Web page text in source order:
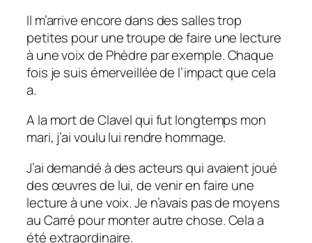
Il m’arrive encore dans des salles trop
petites pour une troupe de faire une lecture
à une voix de Phèdre par exemple. Chaque
fois je suis émerveillée de l’impact que cela
a.
A la mort de Clavel qui fut longtemps mon
mari, j’ai voulu lui rendre hommage.
J’ai demandé à des acteurs qui avaient joué
des œuvres de lui, de venir en faire une
lecture à une voix. Je n’avais pas de moyens
au Carré pour monter autre chose. Cela a
été extraordinaire.